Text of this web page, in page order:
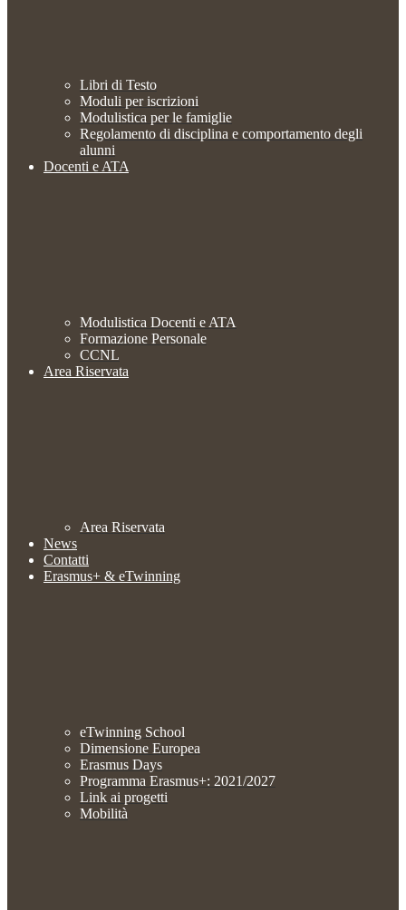
Libri di Testo
Moduli per iscrizioni
Modulistica per le famiglie
Regolamento di disciplina e comportamento degli
alunni
Docenti e ATA
Modulistica Docenti e ATA
Formazione Personale
CCNL
Area Riservata
Area Riservata
News
Contatti
Erasmus+ & eTwinning
eTwinning School
Dimensione Europea
Erasmus Days
Programma Erasmus+: 2021/2027
Link ai progetti
Mobilità